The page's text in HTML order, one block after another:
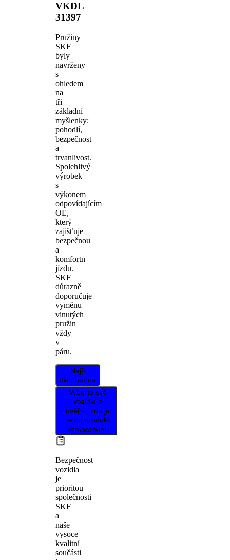
VKDL
31397
Pružiny
SKF
byly
navrženy
s
ohledem
na
tři
základní
myšlenky:
pohodlí,
bezpečnost
a
trvanlivost.
Spolehlivý
výrobek
s
výkonem
odpovídajícím
OE,
který
zajišťuje
bezpečnou
a
komfortn
jízdu.
SKF
důrazně
doporučuje
vyměnu
vinutých
pružin
vždy
v
páru.
Najít
distributora
Vyberte své
vozidlo a
ověřte, zda je
tento produkt
kompatibilní.
Bezpečnost
vozidla
je
prioritou
společnosti
SKF
a
naše
vysoce
kvalitní
součásti